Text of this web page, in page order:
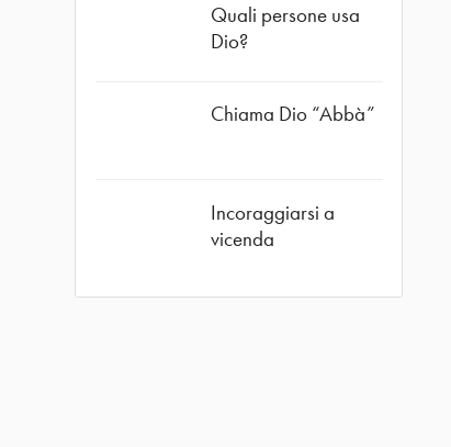
Quali persone usa
Dio?
Chiama Dio “Abbà”
Incoraggiarsi a
vicenda